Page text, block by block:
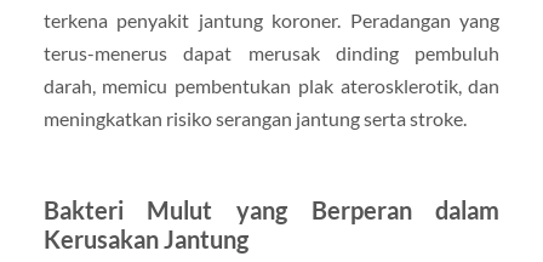
terkena penyakit jantung koroner. Peradangan yang
terus-menerus dapat merusak dinding pembuluh
darah, memicu pembentukan plak aterosklerotik, dan
meningkatkan risiko serangan jantung serta stroke.
Bakteri Mulut yang Berperan dalam
Kerusakan Jantung